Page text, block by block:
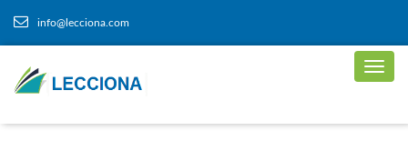
info@lecciona.com